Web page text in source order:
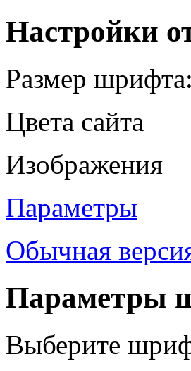
Настройки
Размер шрифта:
Цвета сайта
Изображения
Параметры
Обычная
Параметры
Выберите